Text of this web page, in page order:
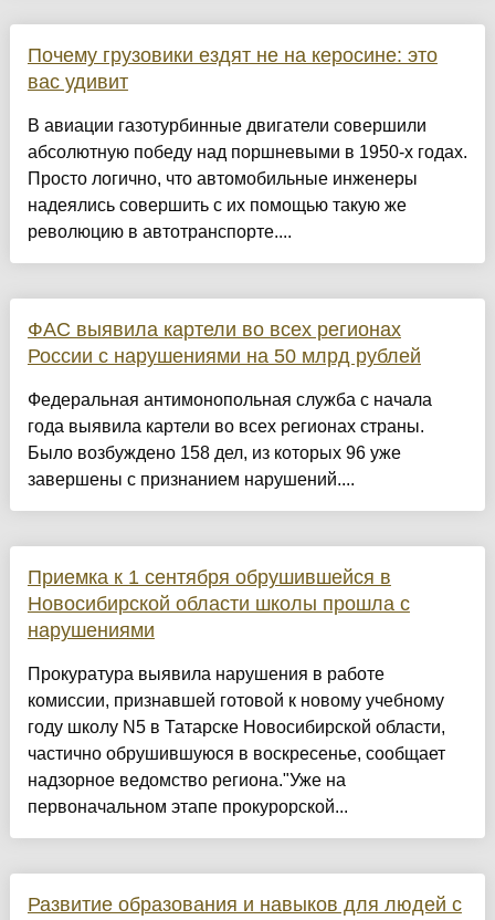
Почему грузовики ездят не на керосине: это
вас удивит
В авиации газотурбинные двигатели совершили
абсолютную победу над поршневыми в 1950-х годах.
Просто логично, что автомобильные инженеры
надеялись совершить с их помощью такую же
революцию в автотранспорте....
ФАС выявила картели во всех регионах
России с нарушениями на 50 млрд рублей
Федеральная антимонопольная служба с начала
года выявила картели во всех регионах страны.
Было возбуждено 158 дел, из которых 96 уже
завершены с признанием нарушений....
Приемка к 1 сентября обрушившейся в
Новосибирской области школы прошла с
нарушениями
Прокуратура выявила нарушения в работе
комиссии, признавшей готовой к новому учебному
году школу N5 в Татарске Новосибирской области,
частично обрушившуюся в воскресенье, сообщает
надзорное ведомство региона."Уже на
первоначальном этапе прокурорской...
Развитие образования и навыков для людей с